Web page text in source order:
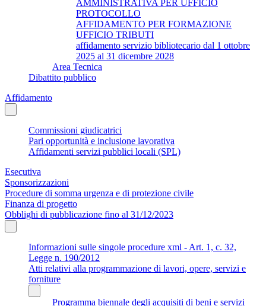
AMMINISTRATIVA PER UFFICIO
PROTOCOLLO
AFFIDAMENTO PER FORMAZIONE
UFFICIO TRIBUTI
affidamento servizio bibliotecario dal 1 ottobre
2025 al 31 dicembre 2028
Area Tecnica
Dibattito pubblico
Affidamento
Commissioni giudicatrici
Pari opportunità e inclusione lavorativa
Affidamenti servizi pubblici locali (SPL)
Esecutiva
Sponsorizzazioni
Procedure di somma urgenza e di protezione civile
Finanza di progetto
Obblighi di pubblicazione fino al 31/12/2023
Informazioni sulle singole procedure xml - Art. 1, c. 32,
Legge n. 190/2012
Atti relativi alla programmazione di lavori, opere, servizi e
forniture
Programma biennale degli acquisiti di beni e servizi